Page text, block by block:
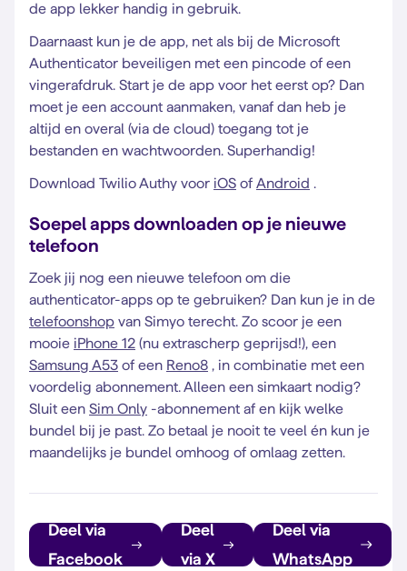
de app lekker handig in gebruik.
Daarnaast kun je de app, net als bij de Microsoft
Authenticator beveiligen met een pincode of een
vingerafdruk. Start je de app voor het eerst op? Dan
moet je een account aanmaken, vanaf dan heb je
altijd en overal (via de cloud) toegang tot je
bestanden en wachtwoorden. Superhandig!
Download Twilio Authy voor iOS of Android .
Soepel apps downloaden op je nieuwe
telefoon
Zoek jij nog een nieuwe telefoon om die
authenticator-apps op te gebruiken? Dan kun je in de
telefoonshop van Simyo terecht. Zo scoor je een
mooie iPhone 12 (nu extrascherp geprijsd!), een
Samsung A53 of een Reno8 , in combinatie met een
voordelig abonnement. Alleen een simkaart nodig?
Sluit een Sim Only -abonnement af en kijk welke
bundel bij je past. Zo betaal je nooit te veel én kun je
maandelijks je bundel omhoog of omlaag zetten.
Deel via
Facebook
Deel
via X
Deel via
WhatsApp